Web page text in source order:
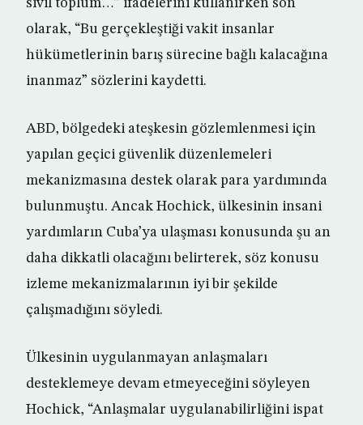
sivil toplum…” ifadelerini kullanırken son
olarak, “Bu gerçekleştiği vakit insanlar
hükümetlerinin barış sürecine bağlı kalacağına
inanmaz” sözlerini kaydetti.
ABD, bölgedeki ateşkesin gözlemlenmesi için
yapılan geçici güvenlik düzenlemeleri
mekanizmasına destek olarak para yardımında
bulunmuştu. Ancak Hochick, ülkesinin insani
yardımların Cuba’ya ulaşması konusunda şu an
daha dikkatli olacağını belirterek, söz konusu
izleme mekanizmalarının iyi bir şekilde
çalışmadığını söyledi.
Ülkesinin uygulanmayan anlaşmaları
desteklemeye devam etmeyeceğini söyleyen
Hochick, “Anlaşmalar uygulanabilirliğini ispat